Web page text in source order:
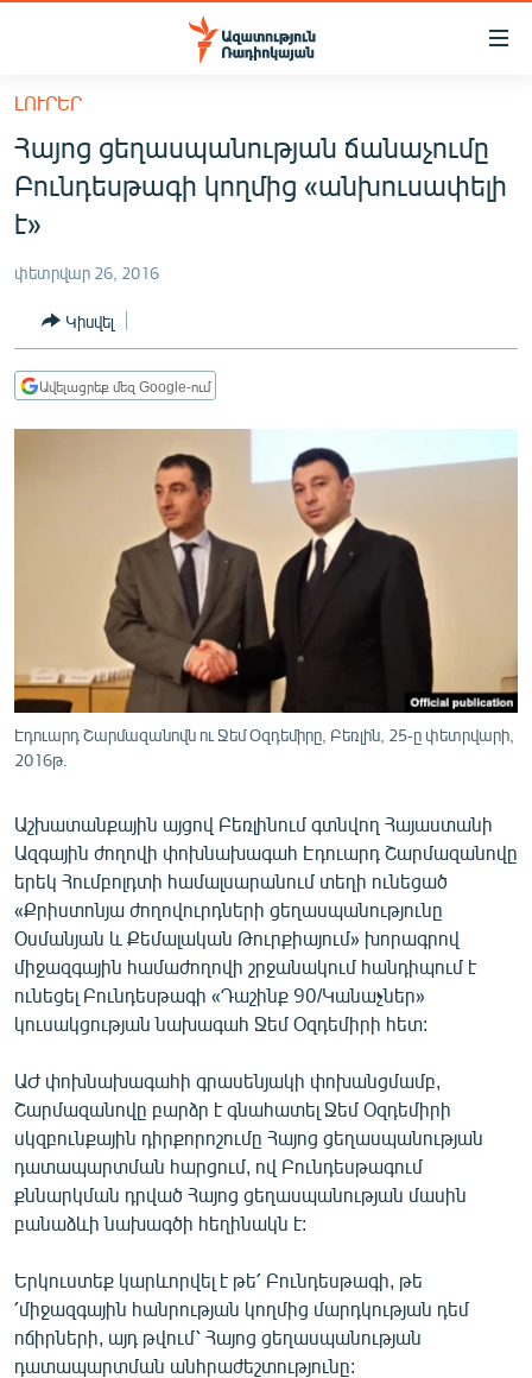
Մատչելիության
հիմնական
բովանդակությանը
Անցնել
հիմնական
մենյուին
ՀԱՅԱՍՏԱՆ
ՔԱՂԱՔԱԿԱՆ
ՀԱՍԱՐԱԿՈՒԹՅՈՒՆ
ՏՆՏԵՍՈՒԹՅՈՒՆ
ՂԱՐԱԲԱՂ
ՊԱՏԵՐԱԶՄԻ 6 ՇԱԲԱԹՆԵՐԸ
ՏԱՐԱԾԱՇՐՋԱՆ
ՄԻՋԱԶԳԱՅԻՆ
ՄՇԱԿՈՒՅԹ
ՄԵԿՆԱԲԱՆՈՒԹՅՈՒՆ
ԿՈՐՈՆԱՎԻՐՈՒՍ
ՏԵՍԱՆՅՈՒԹԵՐ
ԲԱՆԱՎԵՃ
ՁԳՏԵԼՈՎ ԼԱՎԱԳՈՒՅՆԻՆ
ՓՈԴՔԱՍԹ
Հայերեն
English
Русский
ՀԵՏԵՎԵՔ ՄԵԶ
«Ազատության» բոլոր կայքերը
ԼՈՒՐԵՐ
Հայոց ցեղասպանության ճանաչումը
Բունդեսթագի կողմից «անխուսափելի
է»
փետրվար 26, 2016
Կիսվել
Ավելացրեք մեզ Google-ում
Էդուարդ Շարմազանովն ու Ջեմ Օզդեմիրը, Բեռլին, 25-ը փետրվարի,
2016թ.
Աշխատանքային այցով Բեռլինում գտնվող Հայաստանի
Ազգային ժողովի փոխնախագահ Էդուարդ Շարմազանովը
երեկ Հումբոլդտի համալսարանում տեղի ունեցած
«Քրիստոնյա ժողովուրդների ցեղասպանությունը
Օսմանյան և Քեմալական Թուրքիայում» խորագրով
միջազգային համաժողովի շրջանակում հանդիպում է
ունեցել Բունդեսթագի «Դաշինք 90/Կանաչներ»
կուսակցության նախագահ Ջեմ Օզդեմիրի հետ:
ԱԺ փոխնախագահի գրասենյակի փոխանցմամբ,
Շարմազանովը բարձր է գնահատել Ջեմ Օզդեմիրի
սկզբունքային դիրքորոշումը Հայոց ցեղասպանության
դատապարտման հարցում, ով Բունդեսթագում
քննարկման դրված Հայոց ցեղասպանության մասին
բանաձևի նախագծի հեղինակն է:
Երկուստեք կարևորվել է թե՛ Բունդեսթագի, թե
՛միջազգային հանրության կողմից մարդկության դեմ
ոճիրների, այդ թվում՝ Հայոց ցեղասպանության
դատապարտման անհրաժեշտությունը: